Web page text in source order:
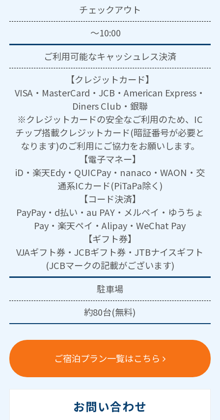
チェックアウト
～10:00
ご利用可能なキャッシュレス決済
【クレジットカード】
VISA・MasterCard・JCB・American Express・
Diners Club・銀聯
※クレジットカードの安全なご利用のため、IC
チップ搭載クレジットカード(暗証番号が必要と
なります)のご利用にご協力をお願いします。
【電子マネー】
iD・楽天Edy・QUICPay・nanaco・WAON・交
通系ICカード(PiTaPa除く)
【コード決済】
PayPay・d払い・au PAY・メルペイ・ゆうちょ
Pay・楽天ペイ・Alipay・WeChat Pay
【ギフト券】
VJAギフト券・JCBギフト券・JTBナイスギフト
(JCBマークの記載がございます)
駐車場
約80台(無料)
ご宿泊プラン一覧はこちら
お問い合わせ